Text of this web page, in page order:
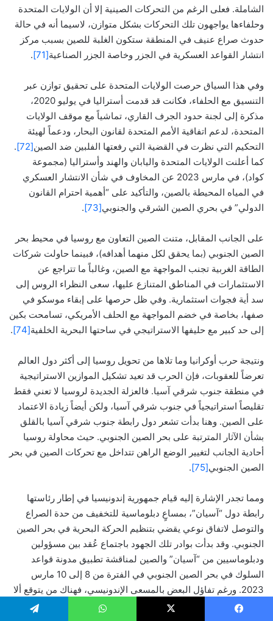
الشاملة. فعلى الرغم من التحركات الصينية إلا أن الولايات المتحدة
وحلفاءها يواجهون تلك التحركات بشكل متوازن، لاسيما أنه في حالة
حدوث صراع عنيف في المنطقة ستكون الغلبة للصين بسبب مركز
انتشار القواعد العسكرية في الجزر وخاصة الجزر الصناعية[71]
.
وفي هذا السياق حرصت الولايات المتحدة على تحقيق توازن عبر
التنسيق مع الحلفاء، فكانت قد قدمت أستراليا في يوليو 2020،
مذكرة إلى لجنة حدود الجرف القاري، تماشياً مع موقف الولايات
المتحدة، لدعم اتفاقية الأمم المتحدة لقانون البحار، ودعماً لهيئة
التحكيم التي نظرت في القضية التي رفعتها الفلبين ضد الصين[72]
.
كما أعلنت الولايات المتحدة واليابان والهند وأستراليا (مجموعة
كواد)، في مارس 2023 عن المخاوف في شأن الانتشار العسكري
في المياه المحيطة بالصين، والتأكيد على “أهمية احترام القانون
الدولي” في بحري الصين الشرقي والجنوبي[73]
.
على الجانب المقابل، متنت الصين التعاون مع روسيا في محيط بحر
الصين الجنوبي (بما يحقق لكل منهما أهدافه)، فبينما حاولت شركات
الطاقة الغربية تجنب المواجهة مع الصين، وغالباً ما تتراجع عن
الاستثمارات في المناطق المتنازع عليها، سعى النظراء الروس إلى
سد أية فجوات استثمارية. وفي ظل حرصها على إبقاء موسكو في
صفها، بخاصة في خضم المواجهة مع الحلف الأمريكي، تسامحت بكين
إلى حد كبير مع حليفها الاستراتيجي في ساحتها البحرية الخلفية[74]
.
ونتيجة حرب أوكرانيا وما تلاها من تحويل روسيا إلى أكثر دول العالم
تعرضاً للعقوبات، فإن الحرب قد تعيد تشكيل الموازين الاستراتيجية
في منطقة جنوب شرقي آسيا. فالعزلة الجديدة لروسيا لا تعني فقط
تقليصاً استراتيجياً في جنوب شرقي آسيا، ولكن أيضاً زيادة الاعتماد
على الصين. وهنا بدأت تشعر دول رابطة جنوب شرقي آسيا بالقلق
بشأن الآثار المترتبة على بحر الصين الجنوبي. حيث محاولة روسيا
أحادية الجانب لتغيير الوضع الراهن تتداخل مع تحركات الصين في بحر
الصين الجنوبي[75]
.
ومما تجدر الإشارة إليه قيام جمهورية إندونيسيا في إطار رئاستها
رابطة دول “آسيان”، بمساعٍ دبلوماسية للتخفيف من حدة الصراع
والتوصل لاتفاق نوعي يقضي بتنظيم الحركة البحرية في بحر الصين
الجنوبي. وقد بدأت بوادر تلك الجهود باجتماع عُقد بين مسؤولين
ودبلوماسيين من “آسيان” والصين لمناقشة تطبيق مدونة قواعد
السلوك في بحر الصين الجنوبي في الفترة من 8 إلى 10 مارس
2023. ورغم تفاؤل البعض بالمسعى الإندونيسي، فهناك من يتوقع ألا
تأتي تلك البادرة بجديد، إذ لم تثبت الصين جدية نواياها في حل الأزمة